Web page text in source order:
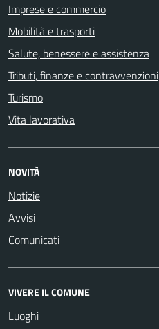
Imprese e commercio
Mobilità e trasporti
Salute, benessere e assistenza
Tributi, finanze e contravvenzioni
Turismo
Vita lavorativa
NOVITÀ
Notizie
Avvisi
Comunicati
VIVERE IL COMUNE
Luoghi